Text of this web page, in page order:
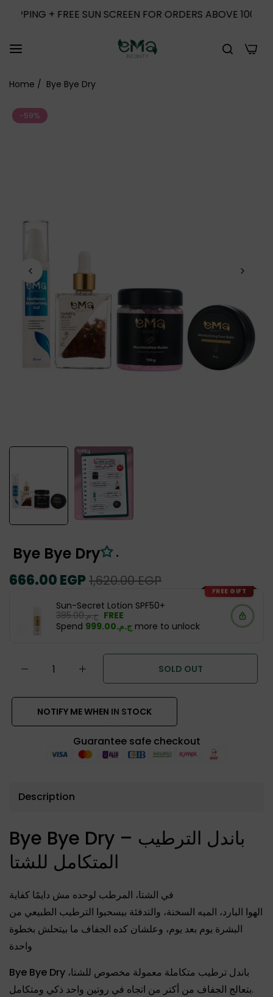
+ FREE SUN SCREEN FOR ORDERS ABOVE 1000
Home / Bye Bye Dry
-59%
Bye Bye Dry .
Regular
price
666.00 EGPSale
price
1,620.00 EGP
FREE GIFT
Sun-Secret Lotion SPF50+
ج.م.‏385.00 FREE
Spend
ج.م.‏999.00 more to unlock
SOLD OUT
NOTIFY ME WHEN IN STOCK
Guarantee safe checkout
Description
Bye Bye Dry – باندل الترطيب
المتكامل للشتا
في الشتا، المرطب لوحده مش دايمًا كفاية
الهوا البارد، الميه السخنة، والتدفئة بيسحبوا الترطيب الطبيعي من
البشرة يوم بعد يوم، وعلشان كده الجفاف ما بيتحلش بخطوة
واحدة
Bye Bye Dry
بتعالج الجفاف من أكتر من اتجاه في روتين واحد ذكي ومتكامل.